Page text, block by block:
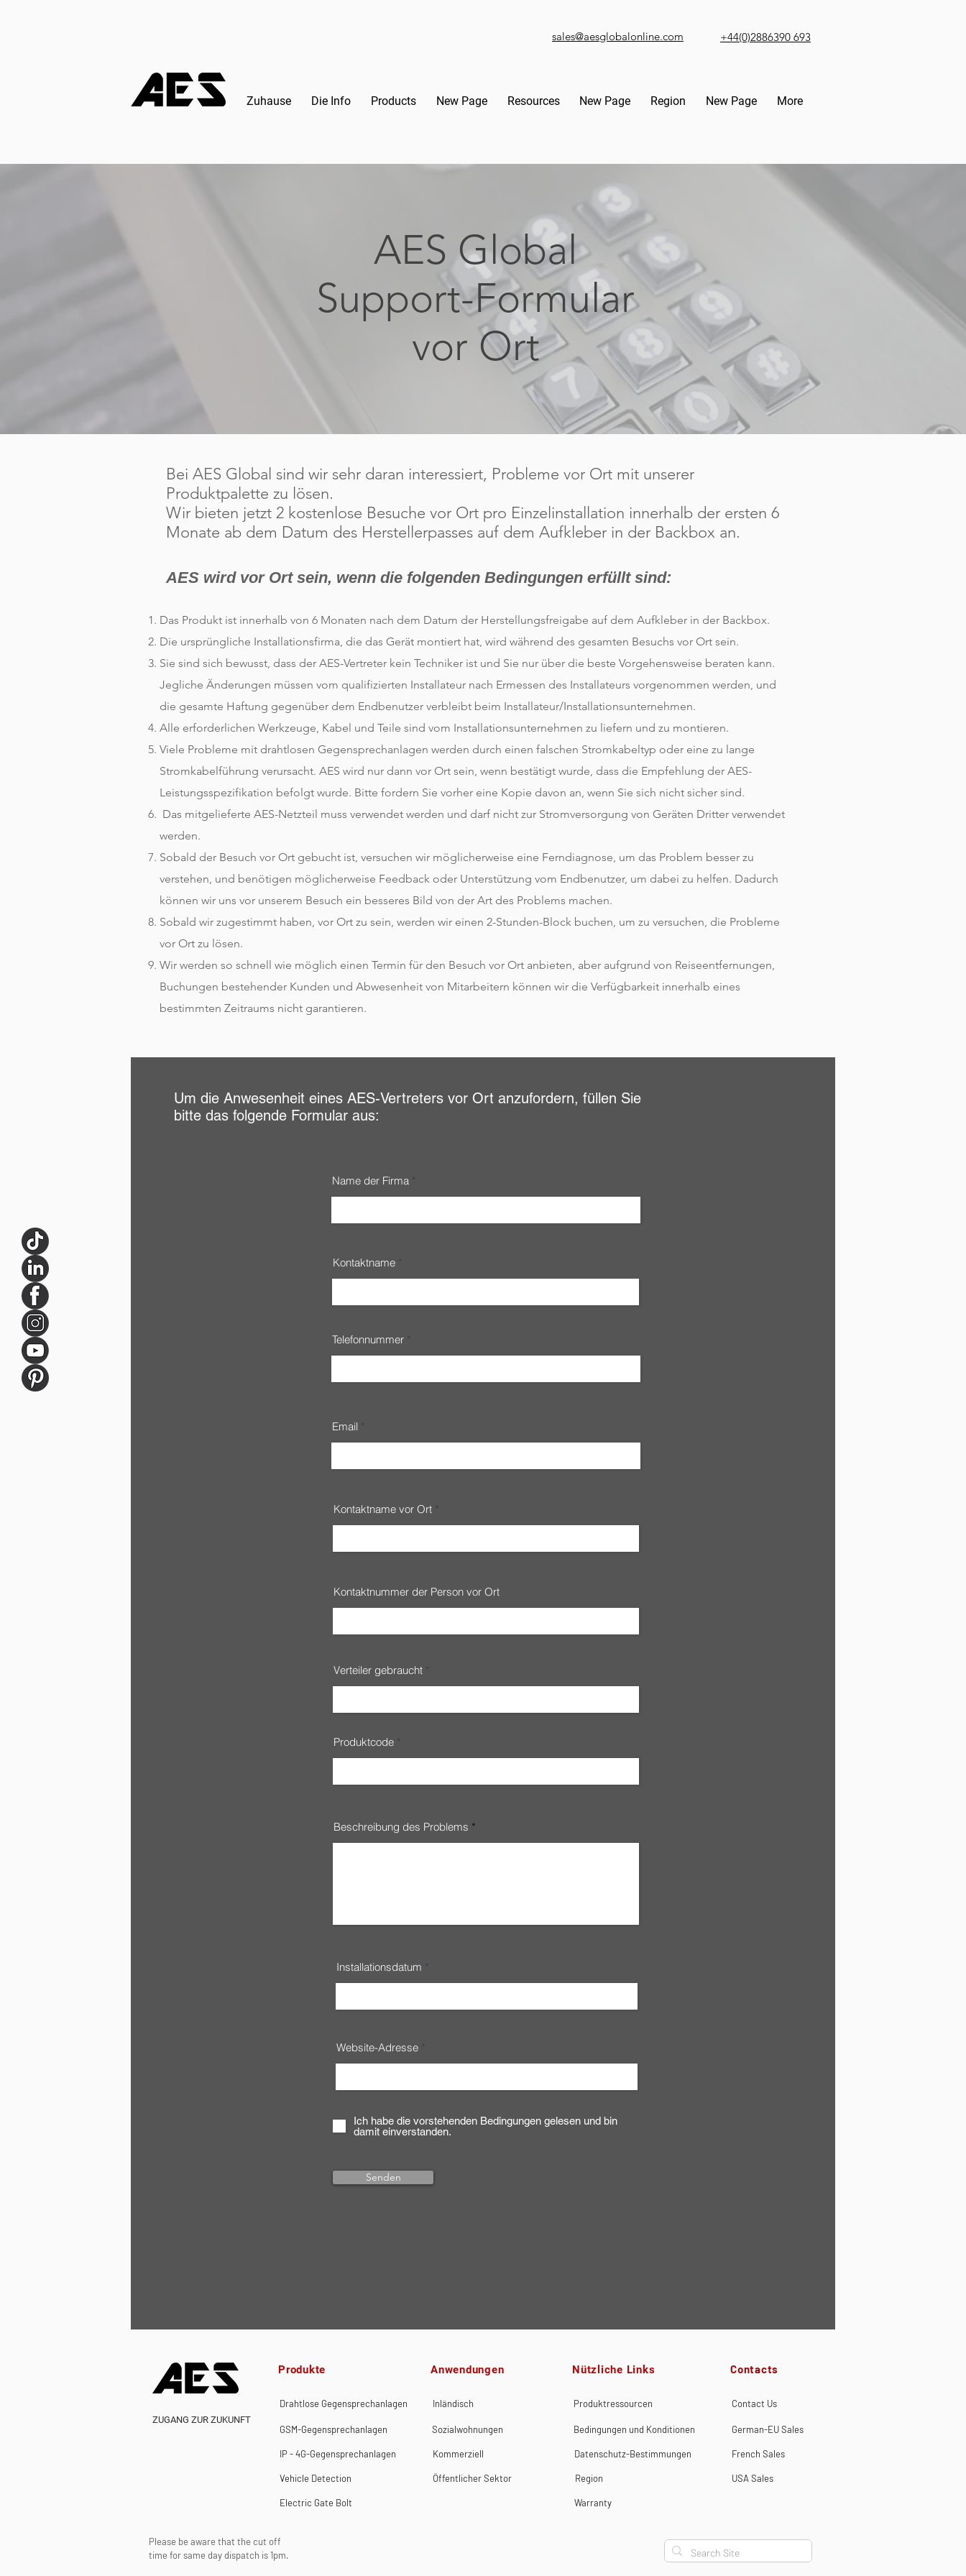
sales@aesglobalonline.com +44(0)2886390 693
Zuhause Die Info Products New Page Resources New Page Region New Page More
AES Global
Support-Formular
vor Ort
Bei AES Global sind wir sehr daran interessiert, Probleme vor Ort mit unserer
Produktpalette zu lösen.
Wir bieten jetzt 2 kostenlose Besuche vor Ort pro Einzelinstallation innerhalb der ersten 6
Monate ab dem Datum des Herstellerpasses auf dem Aufkleber in der Backbox an.
AES wird vor Ort sein, wenn die folgenden Bedingungen erfüllt sind:
Das Produkt ist innerhalb von 6 Monaten nach dem Datum der Herstellungsfreigabe auf dem Aufkleber in der Backbox.
Die ursprüngliche Installationsfirma, die das Gerät montiert hat, wird während des gesamten Besuchs vor Ort sein.
Sie sind sich bewusst, dass der AES-Vertreter kein Techniker ist und Sie nur über die beste Vorgehensweise beraten kann.
Jegliche Änderungen müssen vom qualifizierten Installateur nach Ermessen des Installateurs vorgenommen werden, und
die gesamte Haftung gegenüber dem Endbenutzer verbleibt beim Installateur/Installationsunternehmen.
Alle erforderlichen Werkzeuge, Kabel und Teile sind vom Installationsunternehmen zu liefern und zu montieren.
Viele Probleme mit drahtlosen Gegensprechanlagen werden durch einen falschen Stromkabeltyp oder eine zu lange
Stromkabelführung verursacht. AES wird nur dann vor Ort sein, wenn bestätigt wurde, dass die Empfehlung der AES-
Leistungsspezifikation befolgt wurde. Bitte fordern Sie vorher eine Kopie davon an, wenn Sie sich nicht sicher sind.
Das mitgelieferte AES-Netzteil muss verwendet werden und darf nicht zur Stromversorgung von Geräten Dritter verwendet
werden.
Sobald der Besuch vor Ort gebucht ist, versuchen wir möglicherweise eine Ferndiagnose, um das Problem besser zu
verstehen, und benötigen möglicherweise Feedback oder Unterstützung vom Endbenutzer, um dabei zu helfen. Dadurch
können wir uns vor unserem Besuch ein besseres Bild von der Art des Problems machen.
Sobald wir zugestimmt haben, vor Ort zu sein, werden wir einen 2-Stunden-Block buchen, um zu versuchen, die Probleme
vor Ort zu lösen.
Wir werden so schnell wie möglich einen Termin für den Besuch vor Ort anbieten, aber aufgrund von Reiseentfernungen,
Buchungen bestehender Kunden und Abwesenheit von Mitarbeitern können wir die Verfügbarkeit innerhalb eines
bestimmten Zeitraums nicht garantieren.
Um die Anwesenheit eines AES-Vertreters vor Ort anzufordern, füllen Sie
bitte das folgende Formular aus:
Name der Firma
Kontaktname
Telefonnummer
Email
Kontaktname vor Ort
Kontaktnummer der Person vor Ort
Verteiler gebraucht
Produktcode
Beschreibung des Problems
Installationsdatum
Website-Adresse
Ich habe die vorstehenden Bedingungen gelesen und bin
damit einverstanden.
Senden
Produkte
Drahtlose Gegensprechanlagen
ZUGANG ZUR ZUKUNFT
GSM-Gegensprechanlagen
IP - 4G-Gegensprechanlagen
Vehicle Detection
Electric Gate Bolt
Please be aware that the cut off
time for same day dispatch is 1pm.
Anwendungen
Inländisch
Sozialwohnungen
Kommerziell
Öffentlicher Sektor
Nützliche Links
Produktressourcen
Bedingungen und Konditionen
Datenschutz-Bestimmungen
Region
Contacts
Contact Us
German-EU Sales
French Sales
USA Sales
Warranty